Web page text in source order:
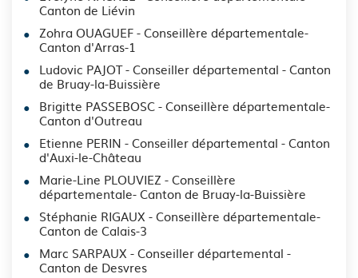
Canton de Liévin
Zohra OUAGUEF - Conseillère départementale-
Canton d'Arras-1
Ludovic PAJOT - Conseiller départemental - Canton
de Bruay-la-Buissière
Brigitte PASSEBOSC - Conseillère départementale-
Canton d'Outreau
Etienne PERIN - Conseiller départemental - Canton
d'Auxi-le-Château
Marie-Line PLOUVIEZ - Conseillère
départementale- Canton de Bruay-la-Buissière
Stéphanie RIGAUX - Conseillère départementale-
Canton de Calais-3
Marc SARPAUX - Conseiller départemental -
Canton de Desvres